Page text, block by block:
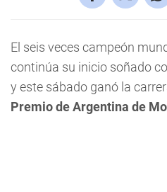
El seis veces campeón
continúa su inicio soñado
y este sábado ganó la
Premio de Argentina de